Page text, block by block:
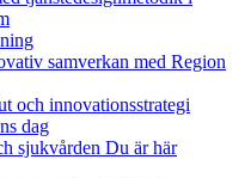
samverkan med Region
och innovationsstrategi
dag
sjukvården Du är här